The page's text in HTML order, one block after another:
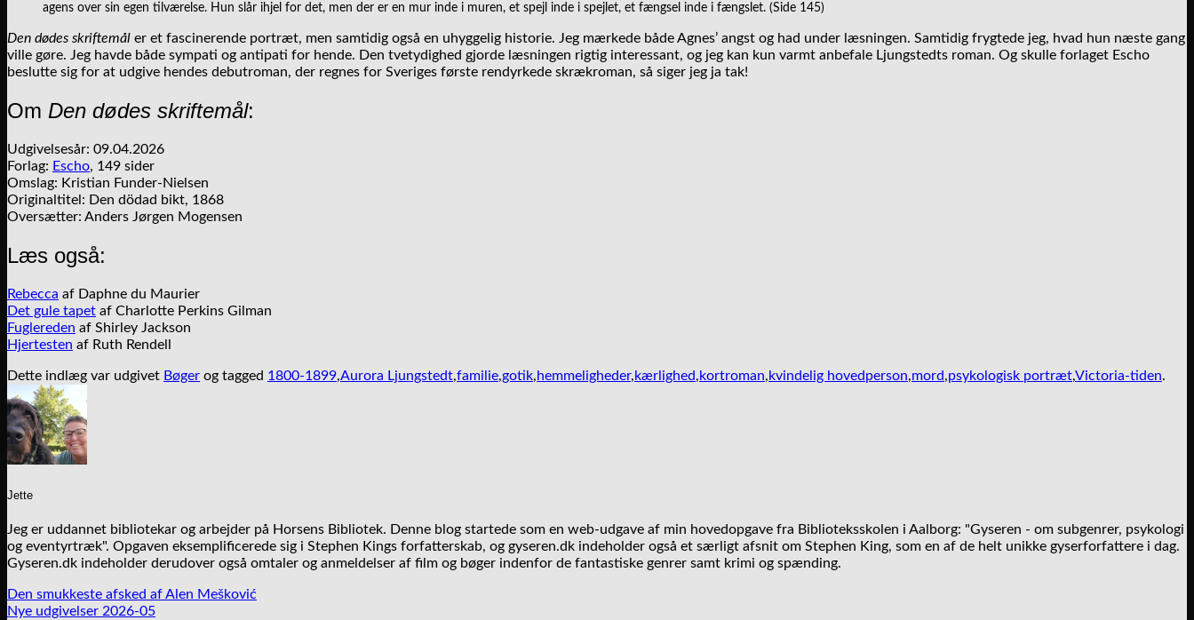
agens over sin egen tilværelse. Hun slår ihjel for det, men der er en mur inde i muren, et spejl inde i spejlet, et fængsel inde i fængslet. (Side 145)
Den dødes skriftemål er et fascinerende portræt, men samtidig også en uhyggelig historie. Jeg mærkede både Agnes’ angst og had under læsningen. Samtidig frygtede jeg, hvad hun næste gang
ville gøre. Jeg havde både sympati og antipati for hende. Den tvetydighed gjorde læsningen rigtig interessant, og jeg kan kun varmt anbefale Ljungstedts roman. Og skulle forlaget Escho
beslutte sig for at udgive hendes debutroman, der regnes for Sveriges første rendyrkede skrækroman, så siger jeg ja tak!
Om Den dødes skriftemål:
Udgivelsesår: 09.04.2026
Forlag: Escho, 149 sider
Omslag: Kristian Funder-Nielsen
Originaltitel: Den dödad bikt, 1868
Oversætter: Anders Jørgen Mogensen
Læs også:
Rebecca af Daphne du Maurier
Det gule tapet af Charlotte Perkins Gilman
Fuglereden af Shirley Jackson
Hjertesten af Ruth Rendell
Dette indlæg var udgivet Bøger og tagged 1800-1899,Aurora Ljungstedt,familie,gotik,hemmeligheder,kærlighed,kortroman,kvindelig hovedperson,mord,psykologisk portræt,Victoria-tiden.
Jette
Jeg er uddannet bibliotekar og arbejder på Horsens Bibliotek. Denne blog startede som en web-udgave af min hovedopgave fra Biblioteksskolen i Aalborg: "Gyseren - om subgenrer, psykologi
og eventyrtræk". Opgaven eksemplificerede sig i Stephen Kings forfatterskab, og gyseren.dk indeholder også et særligt afsnit om Stephen King, som en af de helt unikke gyserforfattere i dag.
Gyseren.dk indeholder derudover også omtaler og anmeldelser af film og bøger indenfor de fantastiske genrer samt krimi og spænding.
Den smukkeste afsked af Alen Mešković
Nye udgivelser 2026-05